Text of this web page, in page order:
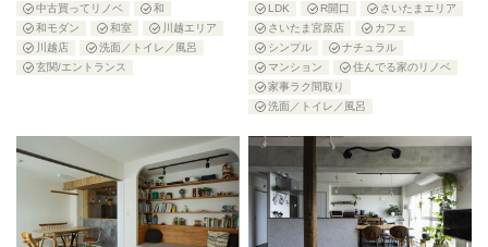
中古買ってリノベ
和
和モダン
和室
川越エリア
川越店
洗面／トイレ／風呂
玄関/エントランス
LDK
R開口
さいたまエリア
さいたま宮原店
カフェ
シンプル
ナチュラル
マンション
住んでる家のリノベ
家事ラク間取り
洗面／トイレ／風呂